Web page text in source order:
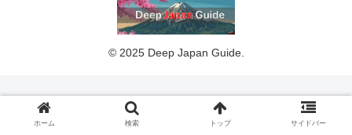
© 2025 Deep Japan Guide.
ホーム 検索 トップ サイドバー